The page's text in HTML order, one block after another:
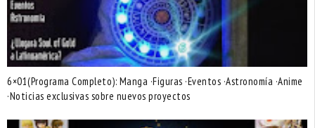
6×01(Programa Completo): Manga ·Figuras ·Eventos ·Astronomía ·Anime
·Noticias exclusivas sobre nuevos proyectos